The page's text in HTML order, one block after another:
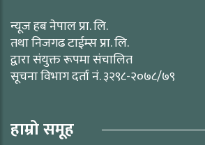
न्यूज हब नेपाल प्रा. लि.
तथा निजगढ टाईम्स प्रा. लि.
द्वारा संयुक्त रूपमा संचालित
सूचना विभाग दर्ता नं. ३२९८-२०७८/७९
हाम्रो समूह